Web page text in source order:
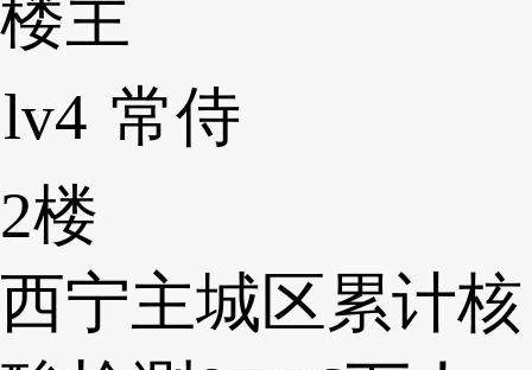
楼主
lv4 常侍
2楼
西宁主城区累计核